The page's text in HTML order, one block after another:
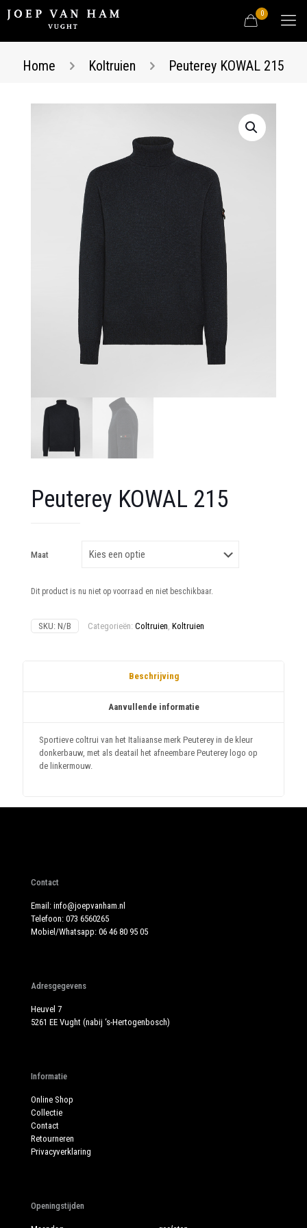
0
Home Koltruien Peuterey KOWAL 215
Peuterey KOWAL 215
Maat
Dit product is nu niet op voorraad en niet beschikbaar.
SKU: N/B Categorieën: Coltruien, Koltruien
Beschrijving
Aanvullende informatie
Sportieve coltrui van het Italiaanse merk Peuterey in de kleur
donkerbauw, met als deatail het afneembare Peuterey logo op
de linkermouw.
Contact
Email: info@joepvanham.nl
Telefoon: 073 6560265
Mobiel/Whatsapp: 06 46 80 95 05
Adresgegevens
Heuvel 7
5261 EE Vught (nabij ‘s-Hertogenbosch)
Informatie
Online Shop
Collectie
Contact
Retourneren
Privacyverklaring
Openingstijden